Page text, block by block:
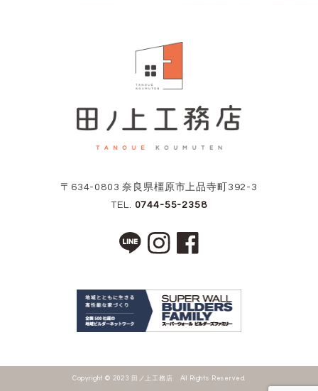
〒634-0803 奈良県橿原市上品寺町392-3
TEL. 0744-55-2358
Copyright © 2023 田ノ上工務店 All Rights Reserved.